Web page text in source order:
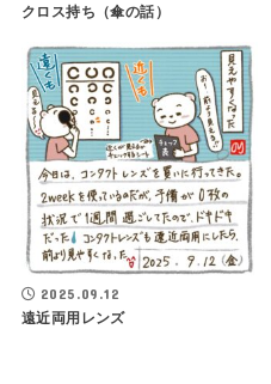
クロス持ち（傘の話）
2025.09.12
遠近両用レンズ